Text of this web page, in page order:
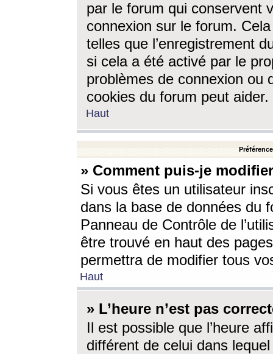
par le forum qui conservent
connexion sur le forum.
telles que l’enregistrement
si cela a été activé par le
problèmes de connexion ou
cookies du forum peut aider.
Haut
» Comment puis-je
Si vous êtes un utilisateur
dans la base de données du
Panneau de Contrôle de
être trouvé en haut des
permettra de modifier tous
Haut
» L’heure n’est pas
Il est possible que l’heure
différent de celui dans